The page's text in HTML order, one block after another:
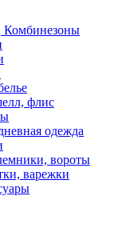
Комбинезоны
флис
одежда
вороты
варежки